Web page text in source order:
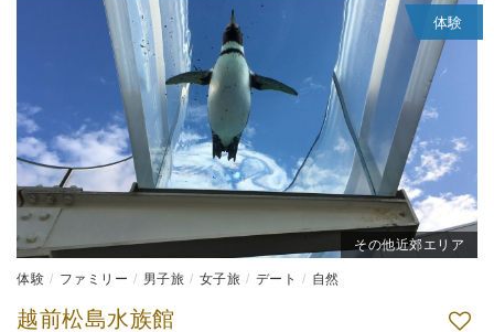
体験
その他近郊エリア
体験 ファミリー 男子旅 女子旅 デート 自然
越前松島水族館